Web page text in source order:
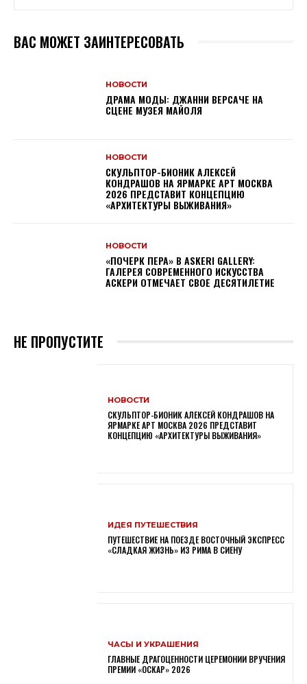
ВАС МОЖЕТ ЗАИНТЕРЕСОВАТЬ
НОВОСТИ
ДРАМА МОДЫ: ДЖАННИ ВЕРСАЧЕ НА
СЦЕНЕ МУЗЕЯ МАЙОЛЯ
НОВОСТИ
СКУЛЬПТОР-БИОНИК АЛЕКСЕЙ
КОНДРАШОВ НА ЯРМАРКЕ АРТ МОСКВА
2026 ПРЕДСТАВИТ КОНЦЕПЦИЮ
«АРХИТЕКТУРЫ ВЫЖИВАНИЯ»
НОВОСТИ
«ПОЧЕРК ПЕРА» В ASKERI GALLERY:
ГАЛЕРЕЯ СОВРЕМЕННОГО ИСКУССТВА
АСКЕРИ ОТМЕЧАЕТ СВОЕ ДЕСЯТИЛЕТИЕ
НЕ ПРОПУСТИТЕ
НОВОСТИ
СКУЛЬПТОР-БИОНИК АЛЕКСЕЙ КОНДРАШОВ НА
ЯРМАРКЕ АРТ МОСКВА 2026 ПРЕДСТАВИТ
КОНЦЕПЦИЮ «АРХИТЕКТУРЫ ВЫЖИВАНИЯ»
ИДЕЯ ПУТЕШЕСТВИЯ
ПУТЕШЕСТВИЕ НА ПОЕЗДЕ ВОСТОЧНЫЙ ЭКСПРЕСС
«СЛАДКАЯ ЖИЗНЬ» ИЗ РИМА В СИЕНУ
ЧАСЫ И УКРАШЕНИЯ
ГЛАВНЫЕ ДРАГОЦЕННОСТИ ЦЕРЕМОНИИ ВРУЧЕНИЯ
ПРЕМИИ «ОСКАР» 2026